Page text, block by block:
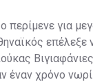
περίμενε για
επέλεξε
έναν χρόνο